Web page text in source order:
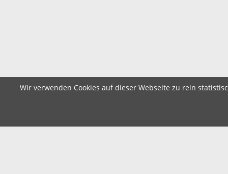
Wir verwenden Cookies auf dieser Webseite zu rein